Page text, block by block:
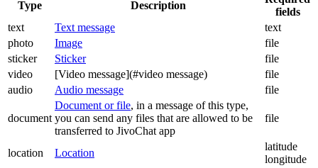
Type Description
fields
text
Text message
text
photo
Image
file
sticker
Sticker
file
video
[Video message](#video message)
file
audio
Audio message file
document
Document or file, in a message of this type,
you can send any files that are allowed to be
transferred to JivoChat app
file
location Location
latitude
longitude